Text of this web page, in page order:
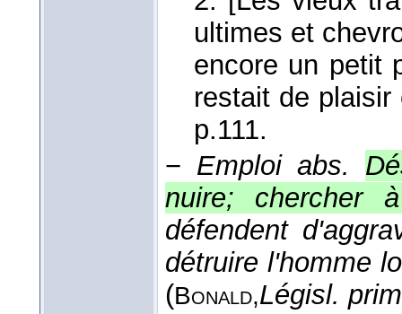
ultimes et
encore un petit
restait de
p.111.
− Emploi abs.
nuire; chercher
défendent
détruire l'homme
(Bonald,Législ.